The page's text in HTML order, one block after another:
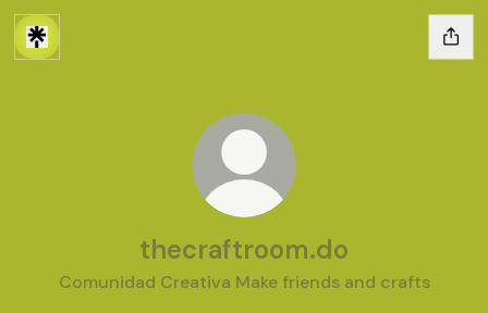
thecraftroom.do
Comunidad Creativa Make friends and crafts